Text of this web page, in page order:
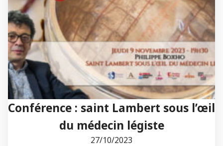
Conférence : saint Lambert sous l’œil
du médecin légiste
27/10/2023